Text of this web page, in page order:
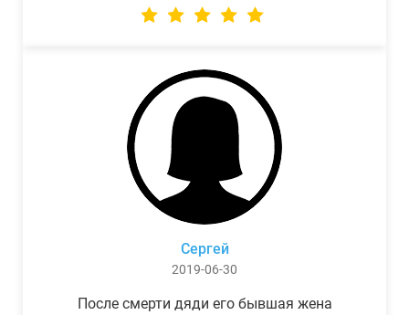
Сергей
2019-06-30
После смерти дяди его бывшая жена